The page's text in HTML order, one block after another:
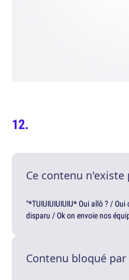
Ce contenu n'existe
"*TUIUIUIUIUIU* Oui allô ? /
disparu / Ok on envoie nos
Contenu bloqué